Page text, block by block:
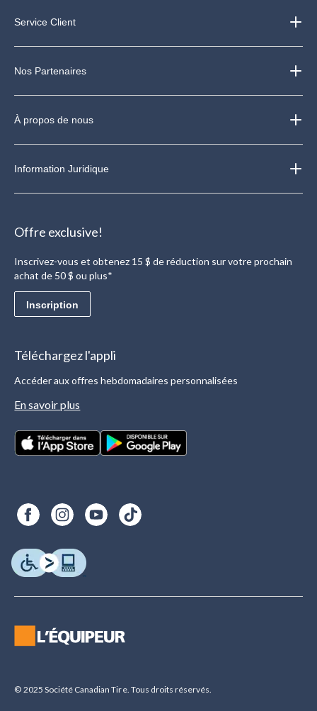
Service Client
Nos Partenaires
À propos de nous
Information Juridique
Offre exclusive!
Inscrivez-vous et obtenez 15 $ de réduction sur votre prochain
achat de 50 $ ou plus*
Inscription
Téléchargez l'appli
Accéder aux offres hebdomadaires personnalisées
En savoir plus
© 2025 Société Canadian Tire. Tous droits réservés.